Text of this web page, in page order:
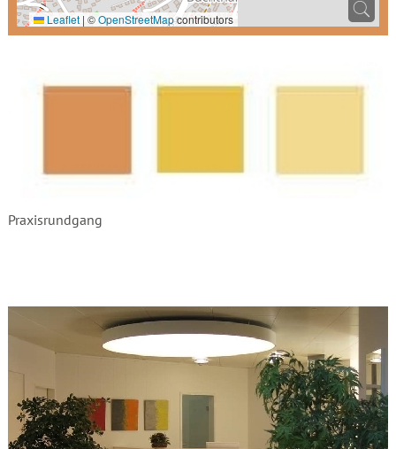
Leaflet | ©OpenStreetMapcontributors
Praxisrundgang